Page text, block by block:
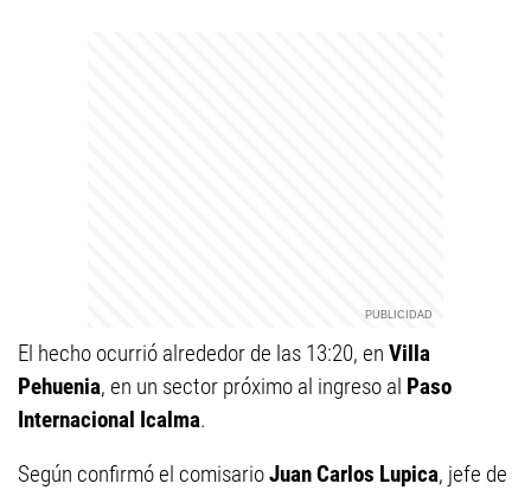
El hecho ocurrió alrededor de las 13:20, en Villa
Pehuenia, en un sector próximo al ingreso al Paso
Internacional Icalma.
Según confirmó el comisarioJuan Carlos Lupica, jefe de